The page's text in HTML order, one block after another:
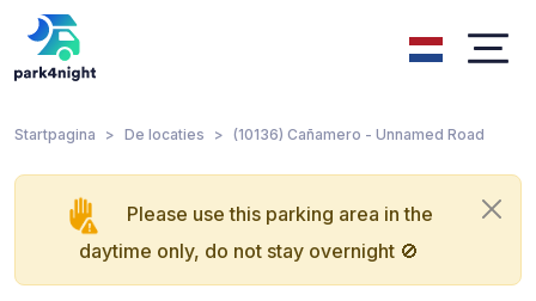
Startpagina De locaties (10136) Cañamero - Unnamed Road
Please use this parking area in the
daytime only, do not stay overnight 🚫